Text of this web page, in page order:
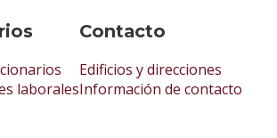
laborales
Contacto
Edificios y direcciones
Información de contacto